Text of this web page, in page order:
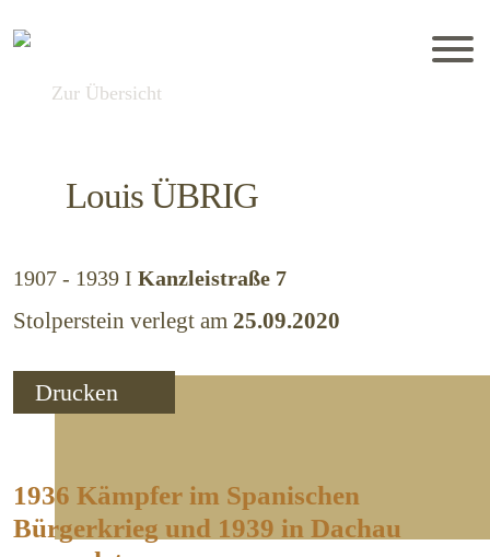
Zur Übersicht
LouisÜBRIG
1907 - 1939 I Kanzleistraße 7
Stolperstein verlegt am 25.09.2020
Drucken
1936 Kämpfer im Spanischen
Bürgerkrieg und 1939 in Dachau